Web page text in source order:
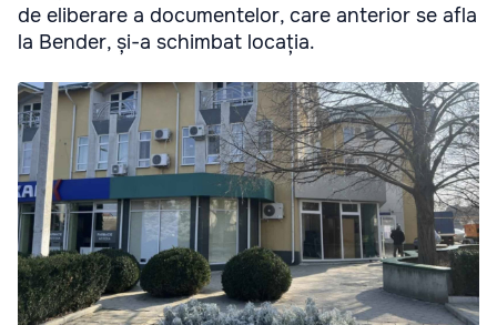
de eliberare a documentelor, care anterior se afla
la Bender, și-a schimbat locația.